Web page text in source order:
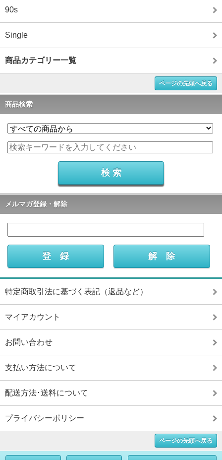
90s
Single
商品カテゴリー一覧
ページの先頭へ戻る
商品検索
メルマガ登録・解除
特定商取引法に基づく表記（返品など）
マイアカウント
お問い合わせ
支払い方法について
配送方法･送料について
プライバシーポリシー
ページの先頭へ戻る